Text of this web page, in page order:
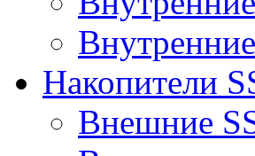
Накопители
Внешние